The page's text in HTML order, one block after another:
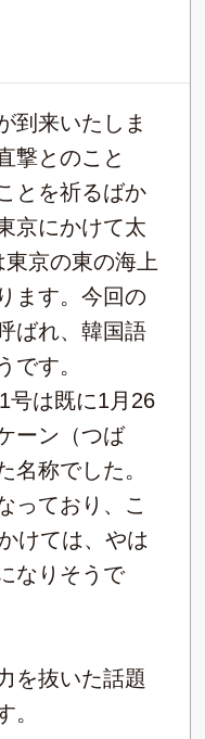
到来いたしま
撃とのこと
とを祈るばか
京にかけて太
京の東の海上
ます。今回の
ばれ、韓国語
です。
号は既に1月26
ーン（つば
名称でした。
っており、こ
けては、やは
なりそうで
を抜いた話題
。